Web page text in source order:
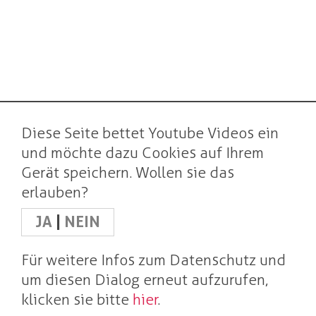
Diese Seite bettet Youtube Videos ein
und möchte dazu Cookies auf Ihrem
Gerät speichern. Wollen sie das
erlauben?
JA
NEIN
Für weitere Infos zum Datenschutz und
um diesen Dialog erneut aufzurufen,
klicken sie bitte hier.